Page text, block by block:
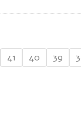
39
40
41